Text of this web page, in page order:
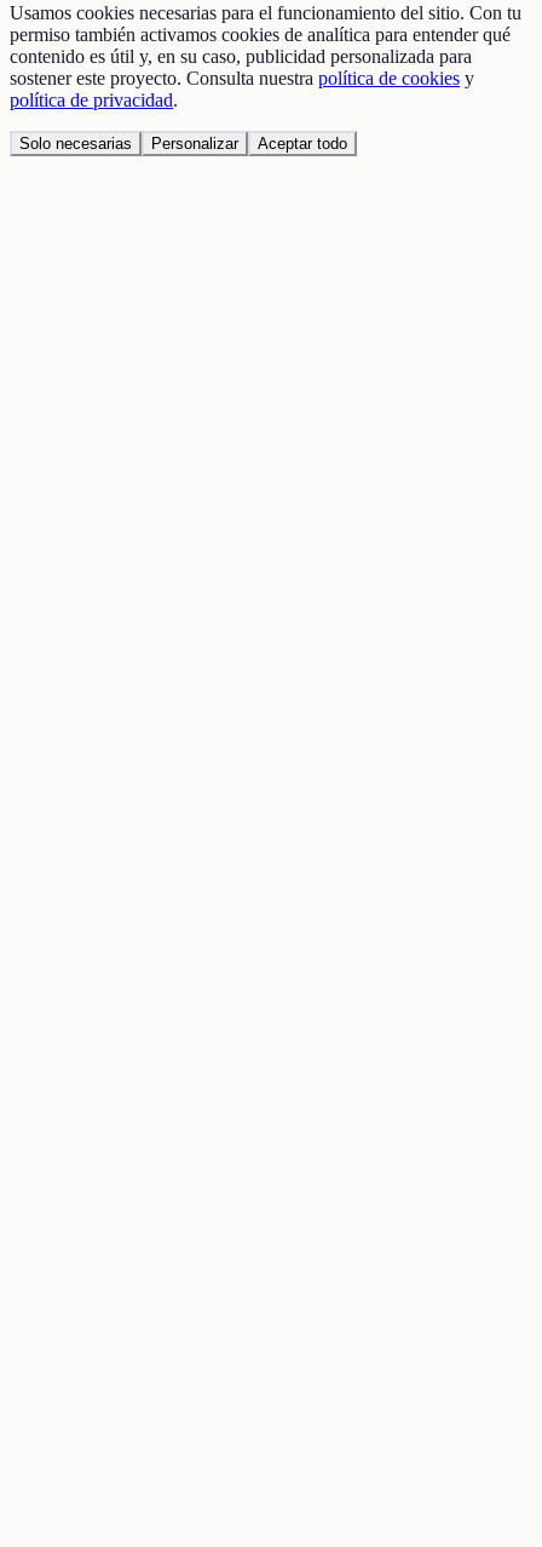
Usamos cookies necesarias para el funcionamiento del sitio. Con tu
permiso también activamos cookies de analítica para entender qué
contenido es útil y, en su caso, publicidad personalizada para
sostener este proyecto. Consulta nuestra política de cookies y
política de privacidad.
Solo necesarias Personalizar Aceptar todo